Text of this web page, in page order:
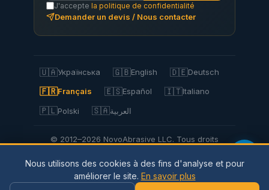
J'accepte la politique de confidentialité
Demander un devis / Nous contacter
🇺🇦Українська 🇬🇧English 🇩🇪Deutsch
🇫🇷Français 🇪🇸Español 🇮🇹Italiano
🇵🇱Polski 🇸🇦العربية
© 2012–2026 NovoAbrasive LLC. Tous droits
Politique de confidentialitéPolitique relative
aux cookies Conditions d'utilisation
Nous utilisons des cookies à des fins d'analyse et pour
améliorer le site. En savoir plus